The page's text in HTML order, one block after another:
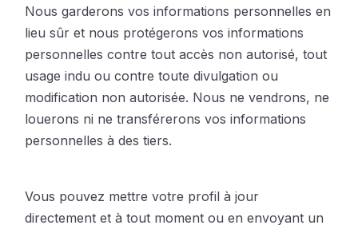
Nous garderons vos informations personnelles en
lieu sûr et nous protégerons vos informations
personnelles contre tout accès non autorisé, tout
usage indu ou contre toute divulgation ou
modification non autorisée. Nous ne vendrons, ne
louerons ni ne transférerons vos informations
personnelles à des tiers.
Vous pouvez mettre votre profil à jour
directement et à tout moment ou en envoyant un